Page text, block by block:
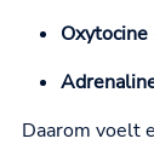
Oxytocine
Daarom voelt